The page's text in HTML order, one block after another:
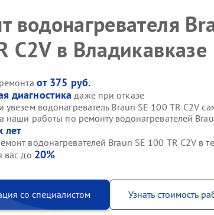
водонагревателя
C2V в Владикавказе
от 375 руб.
диагностика даже при отказе
увезем водонагреватель Braun SE 100 TR C2V
наши работы по ремонту водонагревателей
лет
водонагревателей Braun SE 100 TR C2V в
вас до 20%
со специалистом Узнать стоимость